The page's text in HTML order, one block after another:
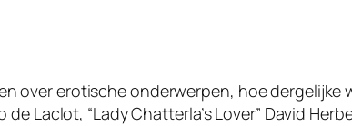
over erotische onderwerpen, hoe dergelijke
Laclot, “Lady Chatterla’s Lover” David